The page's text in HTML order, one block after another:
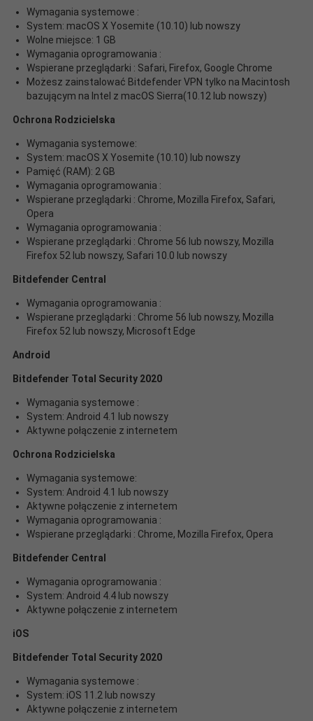
Wymagania systemowe :
System: macOS X Yosemite (10.10) lub nowszy
Wolne miejsce: 1 GB
Wymagania oprogramowania :
Wspierane przeglądarki : Safari, Firefox, Google Chrome
Możesz zainstalować Bitdefender VPN tylko na Macintosh
bazującym na Intel z macOS Sierra(10.12 lub nowszy)
Ochrona Rodzicielska
Wymagania systemowe:
System: macOS X Yosemite (10.10) lub nowszy
Pamięć (RAM): 2 GB
Wymagania oprogramowania :
Wspierane przeglądarki : Chrome, Mozilla Firefox, Safari,
Opera
Wymagania oprogramowania :
Wspierane przeglądarki : Chrome 56 lub nowszy, Mozilla
Firefox 52 lub nowszy, Safari 10.0 lub nowszy
Bitdefender Central
Wymagania oprogramowania :
Wspierane przeglądarki : Chrome 56 lub nowszy, Mozilla
Firefox 52 lub nowszy, Microsoft Edge
Android
Bitdefender Total Security 2020
Wymagania systemowe :
System: Android 4.1 lub nowszy
Aktywne połączenie z internetem
Ochrona Rodzicielska
Wymagania systemowe:
System: Android 4.1 lub nowszy
Aktywne połączenie z internetem
Wymagania oprogramowania :
Wspierane przeglądarki : Chrome, Mozilla Firefox, Opera
Bitdefender Central
Wymagania oprogramowania :
System: Android 4.4 lub nowszy
Aktywne połączenie z internetem
iOS
Bitdefender Total Security 2020
Wymagania systemowe :
System: iOS 11.2 lub nowszy
Aktywne połączenie z internetem